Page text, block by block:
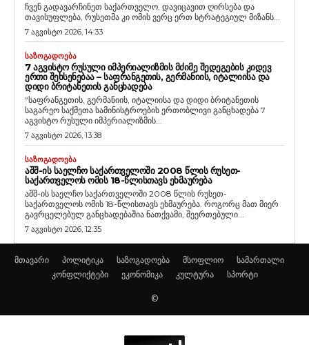
ჩვენ გადავარჩინეთ საქართველო, დავიცავით ღირსება და
თავისუფლება, რუსეთმა კი ომის ვერც ერთ სტრატეგიულ მიზანს...
7 აგვისტო 2026, 14:33
ᲡᲐᲖᲝᲒᲐᲓᲝᲔᲑᲐ
7 ᲐᲒᲕᲘᲡᲢᲝ ᲠᲣᲡᲣᲚᲘ ᲘᲛᲞᲔᲠᲘᲐᲚᲘᲖᲛᲘᲡ ᲛᲫᲘᲛᲔ ᲨᲔᲓᲔᲒᲔᲑᲘᲡ ᲙᲘᲓᲔᲕ
ᲔᲠᲗᲘ ᲨᲔᲮᲡᲔᲜᲔᲑᲐᲐ – ᲡᲐᲤᲠᲐᲜᲒᲔᲗᲘᲡ, ᲒᲔᲠᲛᲐᲜᲘᲘᲡ, ᲘᲢᲐᲚᲘᲘᲡᲐ ᲓᲐ
ᲓᲘᲓᲘ ᲑᲠᲘᲢᲐᲜᲔᲗᲘᲡ ᲒᲐᲜᲪᲮᲐᲓᲔᲑᲐ
“საფრანგეთის, გერმანიის, იტალიისა და დიდი ბრიტანეთის
საგარეო საქმეთა სამინისტროების ერთობლივი განცხადება 7
აგვისტო რუსული იმპერიალიზმის...
7 აგვისტო 2026, 13:38
ᲡᲐᲖᲝᲒᲐᲓᲝᲔᲑᲐ
ᲐᲨᲨ-ᲘᲡ ᲡᲐᲔᲚᲩᲝ ᲡᲐᲥᲐᲠᲗᲕᲔᲚᲝᲨᲘ 2008 ᲬᲚᲘᲡ ᲠᲣᲡᲔᲗ-
ᲡᲐᲥᲐᲠᲗᲕᲔᲚᲝᲡ ᲝᲛᲘᲡ 18-ᲬᲚᲘᲡᲗᲐᲕᲡ ᲔᲮᲛᲐᲣᲠᲔᲑᲐ
აშშ-ის საელჩო საქართველოში 2008 წლის რუსეთ-
საქართველოს ომის 18-წლისთავს ეხმაურება. როგორც მათ მიერ
გავრცელებულ განცხადებაშია ნათქვამი, შეერთებული...
7 აგვისტო 2026, 12:35
მთავარი პოლიტიკა საზოგადოება მსოფლიო
სამართალი
კონფლიქტები
ეკონომიკა კულტურა სპორტი
©